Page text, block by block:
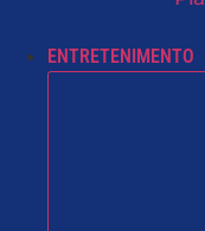
ENTRETENIMENTO